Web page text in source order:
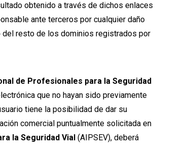
obtenido a través de dichos enlaces
ante terceros por cualquier daño
del resto de los dominios registrados por
de Profesionales para la Seguridad
que no hayan sido previamente
tiene la posibilidad de dar su
comercial puntualmente solicitada en
la Seguridad Vial (AIPSEV), deberá